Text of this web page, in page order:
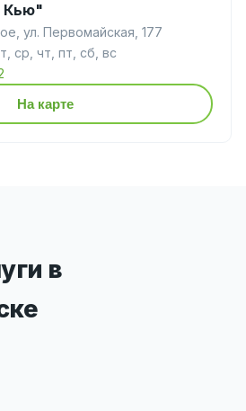
Кью"
ул. Первомайская, 177
ср, чт, пт, сб, вс
На карте
в